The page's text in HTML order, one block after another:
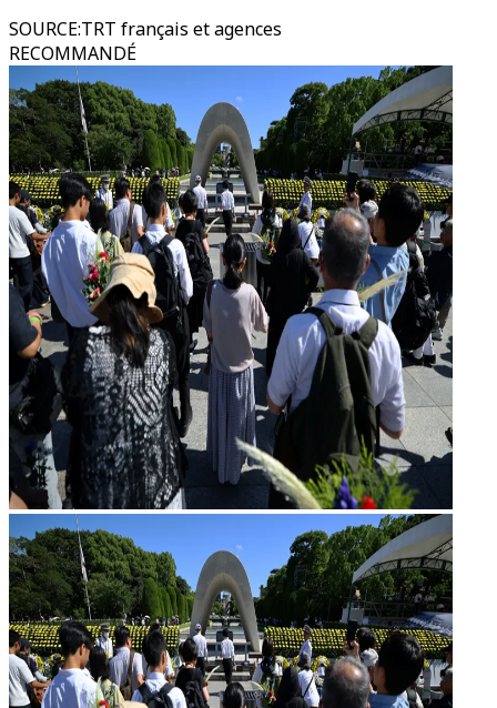
SOURCE:TRT français et agences
RECOMMANDÉ